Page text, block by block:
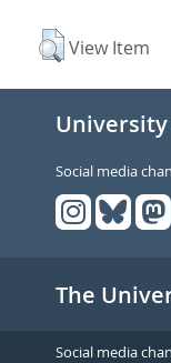
View Item
Social media
The
Social media